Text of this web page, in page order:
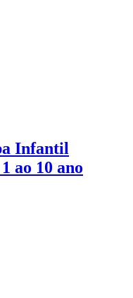
Infantil
ao 10 ano